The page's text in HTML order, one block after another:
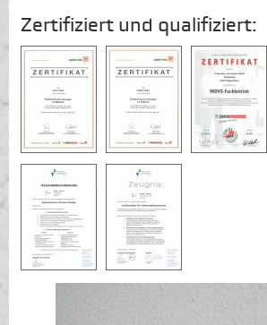
Zertifiziert und qualifiziert: